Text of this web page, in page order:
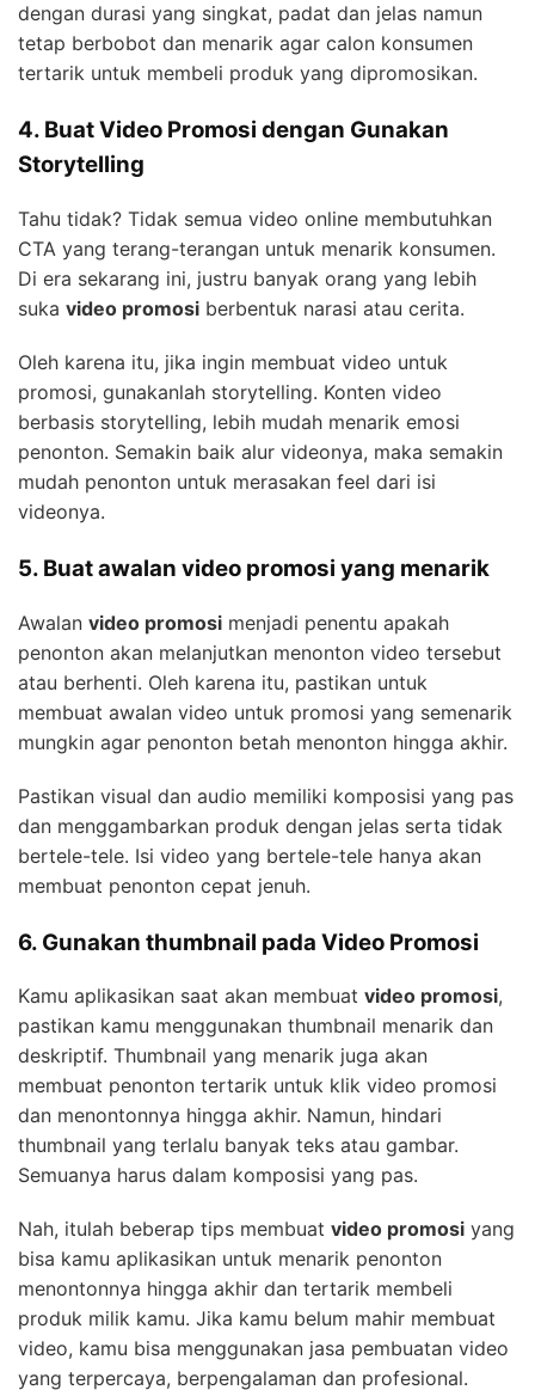
dengan durasi yang singkat, padat dan jelas namun
tetap berbobot dan menarik agar calon konsumen
tertarik untuk membeli produk yang dipromosikan.
4. Buat Video Promosi dengan Gunakan
Storytelling
Tahu tidak? Tidak semua video online membutuhkan
CTA yang terang-terangan untuk menarik konsumen.
Di era sekarang ini, justru banyak orang yang lebih
suka video promosi berbentuk narasi atau cerita.
Oleh karena itu, jika ingin membuat video untuk
promosi, gunakanlah storytelling. Konten video
berbasis storytelling, lebih mudah menarik emosi
penonton. Semakin baik alur videonya, maka semakin
mudah penonton untuk merasakan feel dari isi
videonya.
5. Buat awalan video promosi yang menarik
Awalan video promosi menjadi penentu apakah
penonton akan melanjutkan menonton video tersebut
atau berhenti. Oleh karena itu, pastikan untuk
membuat awalan video untuk promosi yang semenarik
mungkin agar penonton betah menonton hingga akhir.
Pastikan visual dan audio memiliki komposisi yang pas
dan menggambarkan produk dengan jelas serta tidak
bertele-tele. Isi video yang bertele-tele hanya akan
membuat penonton cepat jenuh.
6. Gunakan thumbnail pada Video Promosi
Kamu aplikasikan saat akan membuat video promosi,
pastikan kamu menggunakan thumbnail menarik dan
deskriptif. Thumbnail yang menarik juga akan
membuat penonton tertarik untuk klik video promosi
dan menontonnya hingga akhir. Namun, hindari
thumbnail yang terlalu banyak teks atau gambar.
Semuanya harus dalam komposisi yang pas.
Nah, itulah beberap tips membuat video promosi yang
bisa kamu aplikasikan untuk menarik penonton
menontonnya hingga akhir dan tertarik membeli
produk milik kamu. Jika kamu belum mahir membuat
video, kamu bisa menggunakan jasa pembuatan video
yang terpercaya, berpengalaman dan profesional.